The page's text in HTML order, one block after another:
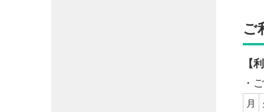
ご
【
・
月